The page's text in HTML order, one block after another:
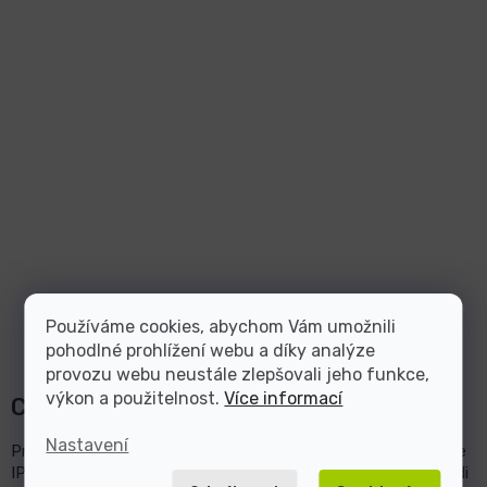
Používáme cookies, abychom Vám umožnili
pohodlné prohlížení webu a díky analýze
provozu webu neustále zlepšovali jeho funkce,
výkon a použitelnost.Více informací
Nastavení
Chcete se dozvědět víc?
Prohlédněte sinaši nabídku monitorů
a pokud nevíte, jestli je
IPS panel pro vás ten pravý,
neváhejte nás kontaktovat. Rádi